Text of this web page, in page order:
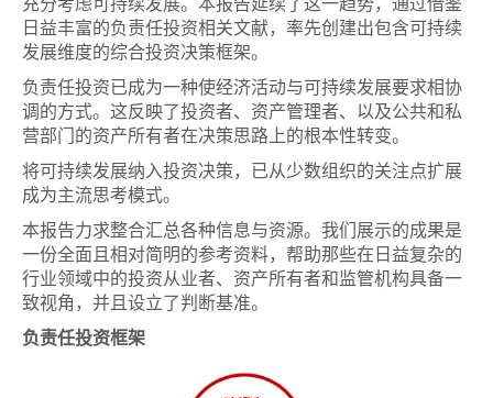
日益丰富的负责任投资相关文献，率先创建出包含可持续
发展维度的综合投资决策框架。
负责任投资已成为一种使经济活动与可持续发展要求相协
调的方式。这反映了投资者、资产管理者、以及公共和私
营部门的资产所有者在决策思路上的根本性转变。
将可持续发展纳入投资决策，已从少数组织的关注点扩展
成为主流思考模式。
本报告力求整合汇总各种信息与资源。我们展示的成果是
一份全面且相对简明的参考资料，帮助那些在日益复杂的
行业领域中的投资从业者、资产所有者和监管机构具备一
致视角，并且设立了判断基准。
负责任投资框架